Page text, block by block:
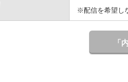
※配信を希望し
「